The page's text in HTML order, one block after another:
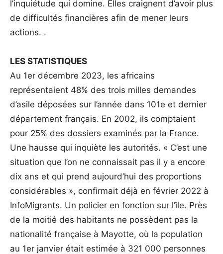
l’inquiétude qui domine. Elles craignent d’avoir plus
de difficultés financières afin de mener leurs
actions. .
LES STATISTIQUES
Au 1er décembre 2023, les africains
représentaient 48% des trois milles demandes
d’asile déposées sur l’année dans 101e et dernier
département français. En 2002, ils comptaient
pour 25% des dossiers examinés par la France.
Une hausse qui inquiète les autorités. « C’est une
situation que l’on ne connaissait pas il y a encore
dix ans et qui prend aujourd’hui des proportions
considérables », confirmait déjà en février 2022 à
InfoMigrants. Un policier en fonction sur l’île. Près
de la moitié des habitants ne possèdent pas la
nationalité française à Mayotte, où la population
au 1er janvier était estimée à 321 000 personnes